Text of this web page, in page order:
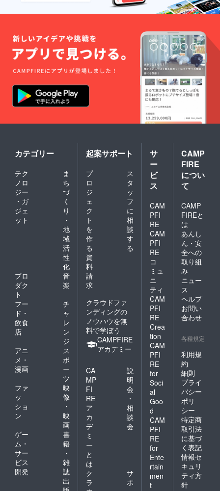
カテゴリー
テク
ノロ
ジー
・ガ
ジェ
ット
ま
ち
づ
く
り
・
地
域
活
性
化
プロ
ダク
ト
音
楽
フー
ド・
飲食
店
チ
ャ
レ
ン
ジ
アニ
メ・
漫画
ス
ポ
ー
ツ
ファ
ッ
ショ
ン
映
像
・
映
画
ゲー
ム・
サー
ビス
開発
書
籍
・
雑
誌
出
起案サポート
プ
ロ
ジ
ェ
ク
ト
を
作
る
ス
タ
ッ
フ
に
相
談
す
る
資
料
請
求
クラウドファ
ンディングの
ノウハウを無
料で学ぼう
CAMPFIRE
アカデミー
CA
MP
FI
RE
ア
カ
デ
ミ
ー
と
は
説
明
会
・
相
談
会
ク
ラ
サ
ポ
サ
ー
ビ
ス
CAM
PFI
RE
CAM
PFI
RE
コ
ミュ
ニ
ティ
CAM
PFI
RE
Crea
tion
CAM
PFI
RE
for
Soci
al
Goo
d
CAM
PFI
RE
for
Ente
rtain
men
t
CAMP
FIRE
につい
て
CAMP
FIREと
は
あんし
ん・安
全への
取り組
み
ニュー
ス
ヘルプ
お問い
合わせ
各種規定
利用規
約
細則
プライ
バシー
ポリ
シー
特定商
取引法
に基づ
く表記
情報セ
キュリ
ティ方
針